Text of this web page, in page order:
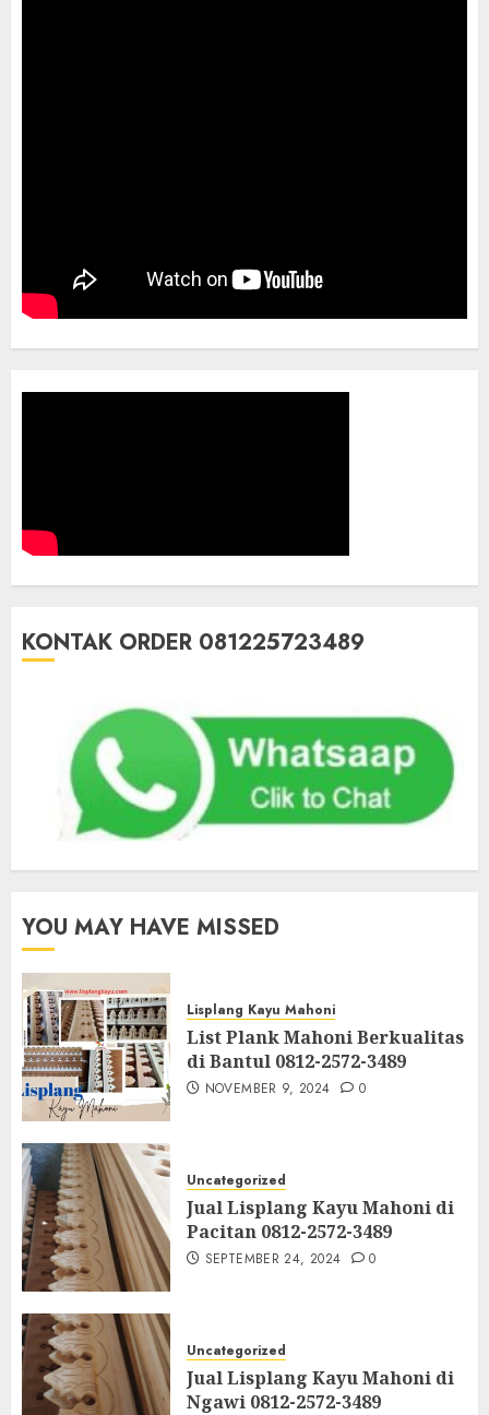
KONTAK ORDER 081225723489
YOU MAY HAVE MISSED
Lisplang Kayu Mahoni
List Plank Mahoni Berkualitas
di Bantul 0812-2572-3489
NOVEMBER 9, 2024 0
Uncategorized
Jual Lisplang Kayu Mahoni di
Pacitan 0812-2572-3489
SEPTEMBER 24, 2024 0
Uncategorized
Jual Lisplang Kayu Mahoni di
Ngawi 0812-2572-3489